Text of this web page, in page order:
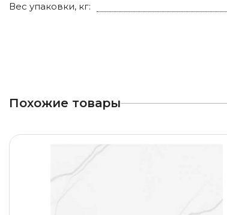
Вес упаковки, кг:
Похожие товары